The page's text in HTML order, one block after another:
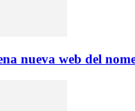
nueva web del